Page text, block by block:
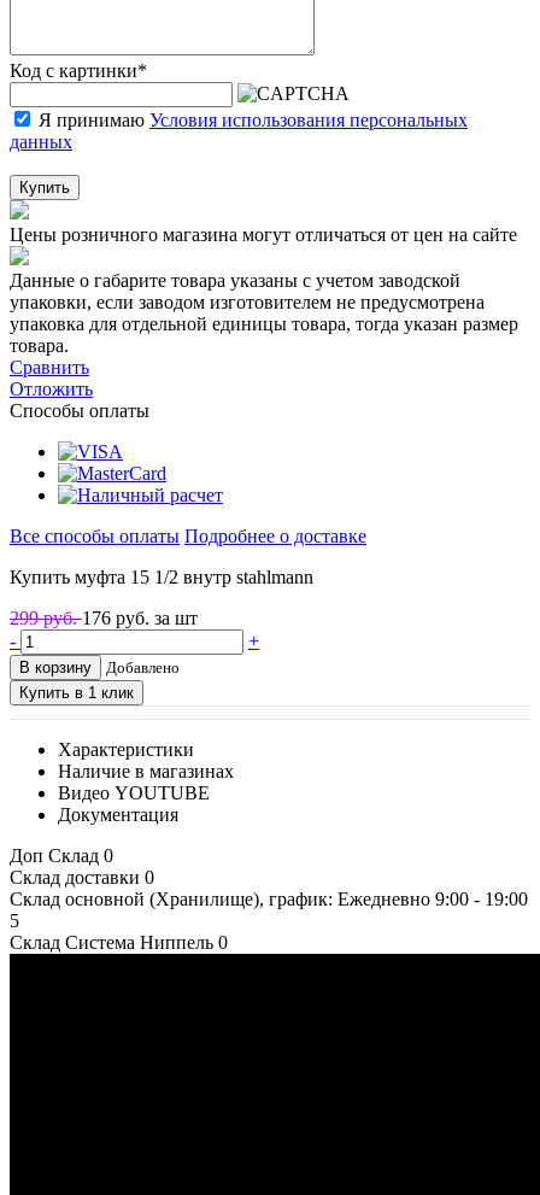
Код с картинки*
Я принимаю Условия использования персональных
данных
Купить
Цены розничного магазина могут отличаться от цен на сайте
Данные о габарите товара указаны с учетом заводской
упаковки, если заводом изготовителем не предусмотрена
упаковка для отдельной единицы товара, тогда указан размер
товара.
Сравнить
Отложить
Способы оплаты
Все способы оплаты Подробнее о доставке
Купить муфта 15 1/2 внутр stahlmann
299 руб.176 руб. за шт
-
+
В корзину
Добавлено
Купить в 1 клик
Характеристики
Наличие в магазинах
Видео YOUTUBE
Документация
Доп Склад 0
Склад доставки 0
Склад основной (Хранилище), график: Ежедневно 9:00 - 19:00
5
Склад Система Ниппель 0